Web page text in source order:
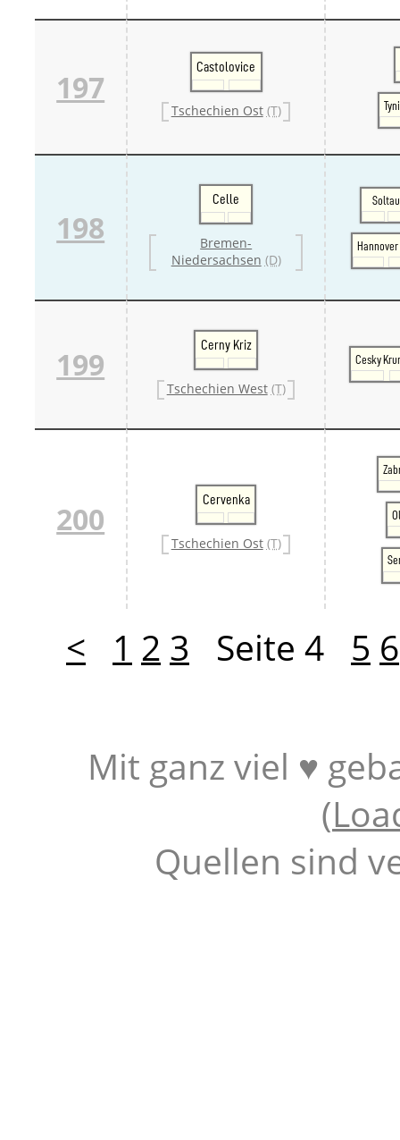
197
Castolovice
Tschechien Ost (T)
198
Celle
Bremen-
Niedersachsen (D)
Soltau
199
Cerny Kriz
Tschechien West (T)
Cesky
200
Cervenka
Tschechien Ost (T)
< 1 2 3 Seite 4 5 6
Mit ganz viel ♥
(
Quellen sind